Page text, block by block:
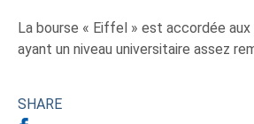
La bourse « Eiffel » est accordée
ayant un niveau universitaire assez
SHARE